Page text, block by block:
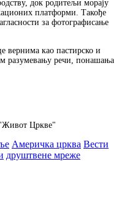
док родитељи морају
платформи. Такође
за фотографисање
вернима као пастирско и
разумевању речи, понашања
"Живот Цркве"
Америчка црква Вести
друштвене мреже